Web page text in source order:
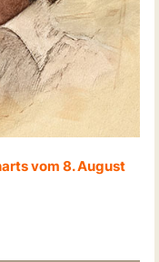
vom 8. August